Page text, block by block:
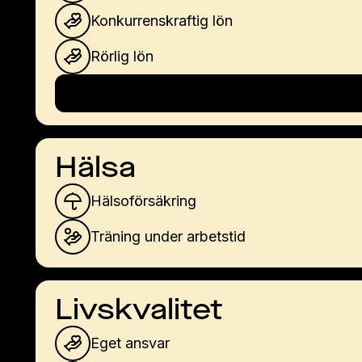
Konkurrenskraftig lön
Rörlig lön
Hälsa
Hälsoförsäkring
Träning under arbetstid
Livskvalitet
Eget ansvar